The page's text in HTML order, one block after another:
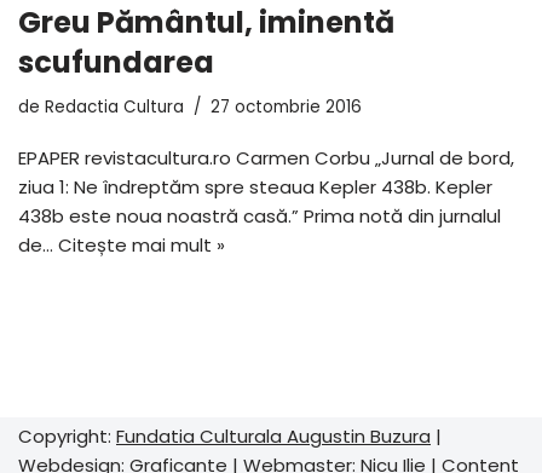
Greu Pământul, iminentă
scufundarea
de Redactia Cultura 27 octombrie 2016
EPAPER revistacultura.ro Carmen Corbu „Jurnal de bord,
ziua 1: Ne îndreptăm spre steaua Kepler 438b. Kepler
438b este noua noastră casă.” Prima notă din jurnalul
de… Citește mai mult »
Copyright: Fundatia Culturala Augustin Buzura |
Webdesign: Graficante | Webmaster: Nicu Ilie | Content